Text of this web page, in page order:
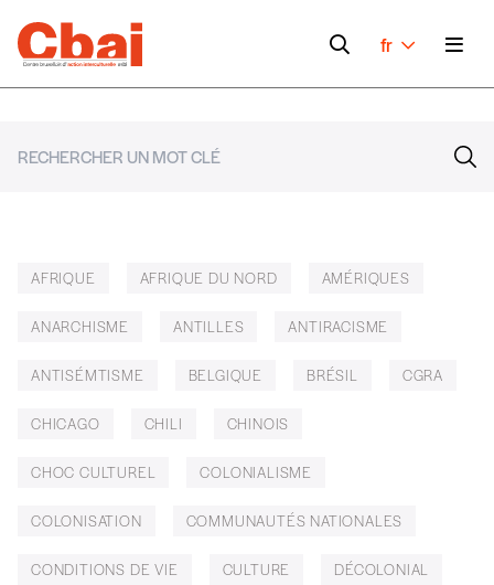
fr
AFRIQUE AFRIQUE DU NORD AMÉRIQUES
ANARCHISME ANTILLES ANTIRACISME
ANTISÉMTISME BELGIQUE BRÉSIL CGRA
CHICAGO CHILI CHINOIS
CHOC CULTUREL COLONIALISME
COLONISATION COMMUNAUTÉS NATIONALES
CONDITIONS DE VIE CULTURE DÉCOLONIAL